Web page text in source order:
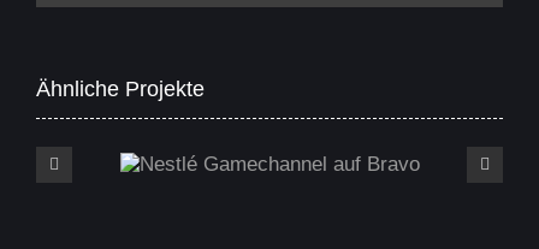
Ähnliche Projekte
Nestlé Gamechannel auf Bravo